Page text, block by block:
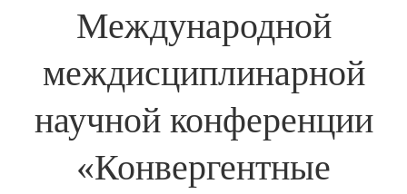
Международной
междисциплинарной
научной конференции
«Конвергентные